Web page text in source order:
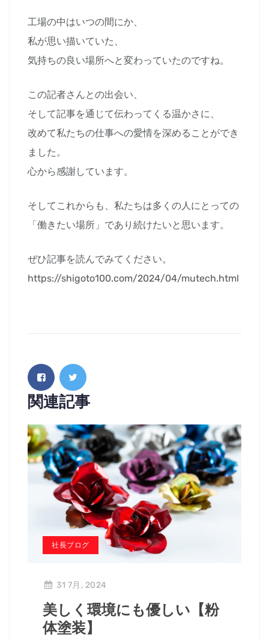
工場の中はいつの間にか、
私が思い描いていた、
気持ちの良い場所へと変わっていたのですね。
この記者さんとの出会い、
そして記事を通じて伝わってくる温かさに、
改めて私たちの仕事への愛情を深めることができ
ました。
心から感謝しています。
そしてこれからも、私たちは多くの人にとっての
「働きたい場所」であり続けたいと思います。
ぜひ記事を読んでみてください。
https://shigoto100.com/2024/04/mutech.html
関連記事
社長ブログ
31 7月, 2024
美しく環境にも優しい【粉
体塗装】